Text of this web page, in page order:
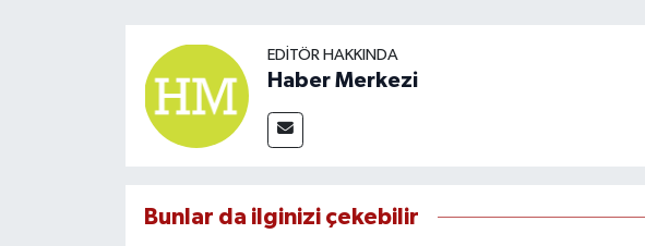
EDITÖR HAKKINDA
Haber Merkezi
Bunlar da ilginizi çekebilir